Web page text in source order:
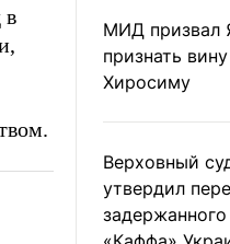
в
МИД призвал
признать
Хиросиму
Верховный
утвердил
задержанного